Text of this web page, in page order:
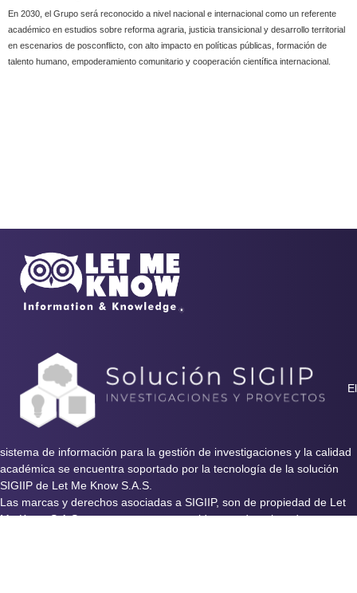
En 2030, el Grupo será reconocido a nivel nacional e internacional como un referente
académico en estudios sobre reforma agraria, justicia transicional y desarrollo territorial
en escenarios de posconflicto, con alto impacto en políticas públicas, formación de
talento humano, empoderamiento comunitario y cooperación científica internacional.
El
sistema de información para la gestión de investigaciones y la calidad
académica se encuentra soportado por la tecnología de la solución
SIGIIP de Let Me Know S.A.S.
Las marcas y derechos asociadas a SIGIIP, son de propiedad de Let
Me Know S.A.S y se encuentran protegidos por derechos de autor e